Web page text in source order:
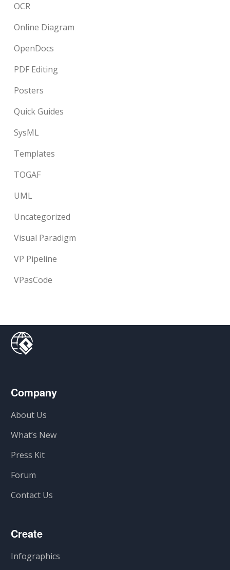
OCR
Online Diagram
OpenDocs
PDF Editing
Posters
Quick Guides
SysML
Templates
TOGAF
UML
Uncategorized
Visual Paradigm
VP Pipeline
VPasCode
Company
About Us
What’s New
Press Kit
Forum
Contact Us
Create
Infographics